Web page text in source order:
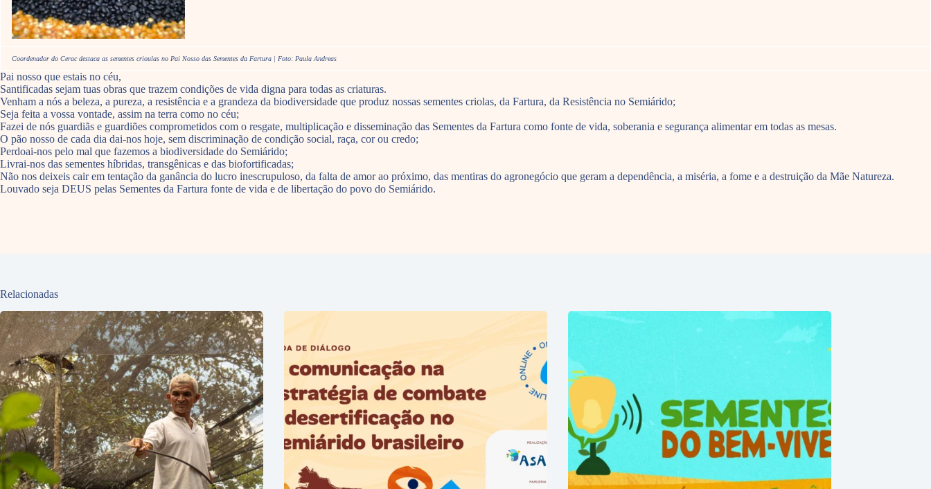
Coordenador do Cerac destaca as sementes crioulas no Pai Nosso das Sementes da Fartura | Foto: Paula Andreas
Pai nosso que estais no céu,
Santificadas sejam tuas obras que trazem condições de vida digna para todas as criaturas.
Venham a nós a beleza, a pureza, a resistência e a grandeza da biodiversidade que produz nossas sementes criolas, da Fartura, da Resistência no Semiárido;
Seja feita a vossa vontade, assim na terra como no céu;
Fazei de nós guardiãs e guardiões comprometidos com o resgate, multiplicação e disseminação das Sementes da Fartura como fonte de vida, soberania e segurança alimentar em todas as mesas.
O pão nosso de cada dia dai-nos hoje, sem discriminação de condição social, raça, cor ou credo;
Perdoai-nos pelo mal que fazemos a biodiversidade do Semiárido;
Livrai-nos das sementes híbridas, transgênicas e das biofortificadas;
Não nos deixeis cair em tentação da ganância do lucro inescrupuloso, da falta de amor ao próximo, das mentiras do agronegócio que geram a dependência, a miséria, a fome e a destruição da Mãe Natureza.
Louvado seja DEUS pelas Sementes da Fartura fonte de vida e de libertação do povo do Semiárido.
Relacionadas